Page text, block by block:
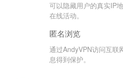
可以隐藏用户的真实IP
在线活动。
匿名浏览
通过AndyVPN访问互联
息得到保护。